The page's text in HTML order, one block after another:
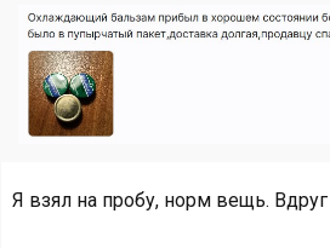
Я взял на пробу, норм вещь. Вдруг